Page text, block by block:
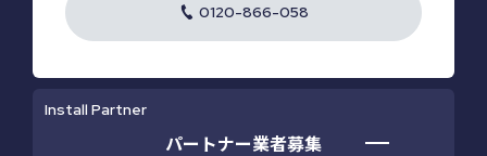
0120-866-058
Install Partner
パートナー業者募集